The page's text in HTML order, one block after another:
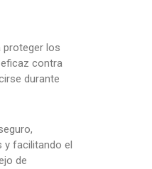
proteger los
contra
durante
y facilitando el
de